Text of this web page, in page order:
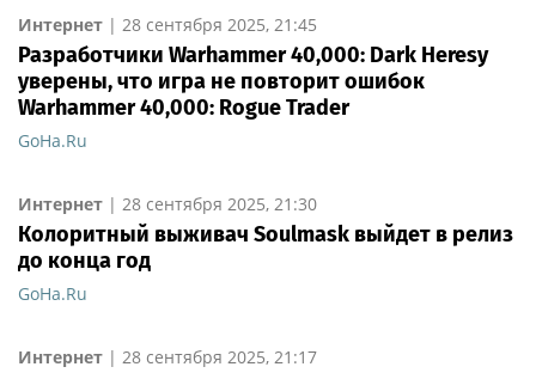
Интернет | 28 сентября 2025, 21:45
Разработчики Warhammer 40,000: Dark Heresy
уверены, что игра не повторит ошибок
Warhammer 40,000: Rogue Trader
GoHa.Ru
Интернет | 28 сентября 2025, 21:30
Колоритный выживач Soulmask выйдет в релиз
до конца год
GoHa.Ru
Интернет | 28 сентября 2025, 21:17